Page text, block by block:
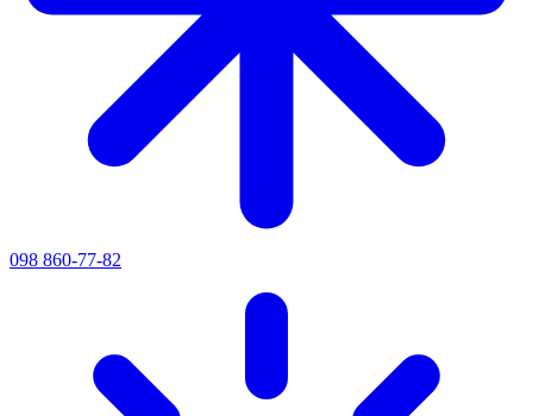
098 860-77-82